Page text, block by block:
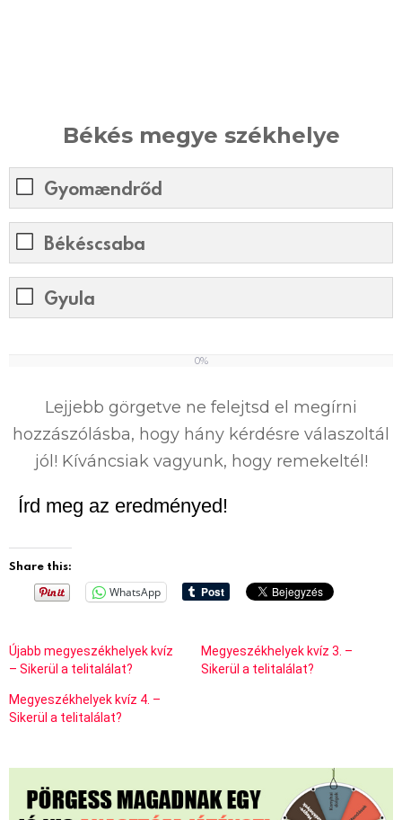
Békés megye székhelye
Gyomaendrőd
Békéscsaba
Gyula
0%
Lejjebb görgetve ne felejtsd el megírni
hozzászólásba, hogy hány kérdésre válaszoltál
jól! Kíváncsiak vagyunk, hogy remekeltél!
Írd meg az eredményed!
Share this:
WhatsApp
Újabb megyeszékhelyek kvíz
– Sikerül a telitalálat?
Megyeszékhelyek kvíz 3. –
Sikerül a telitalálat?
Megyeszékhelyek kvíz 4. –
Sikerül a telitalálat?